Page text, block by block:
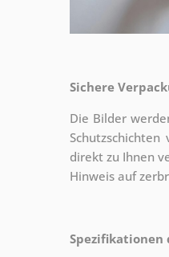
Sichere
Die Bilder
Schutzschichten
direkt zu Ihnen
Hinweis auf